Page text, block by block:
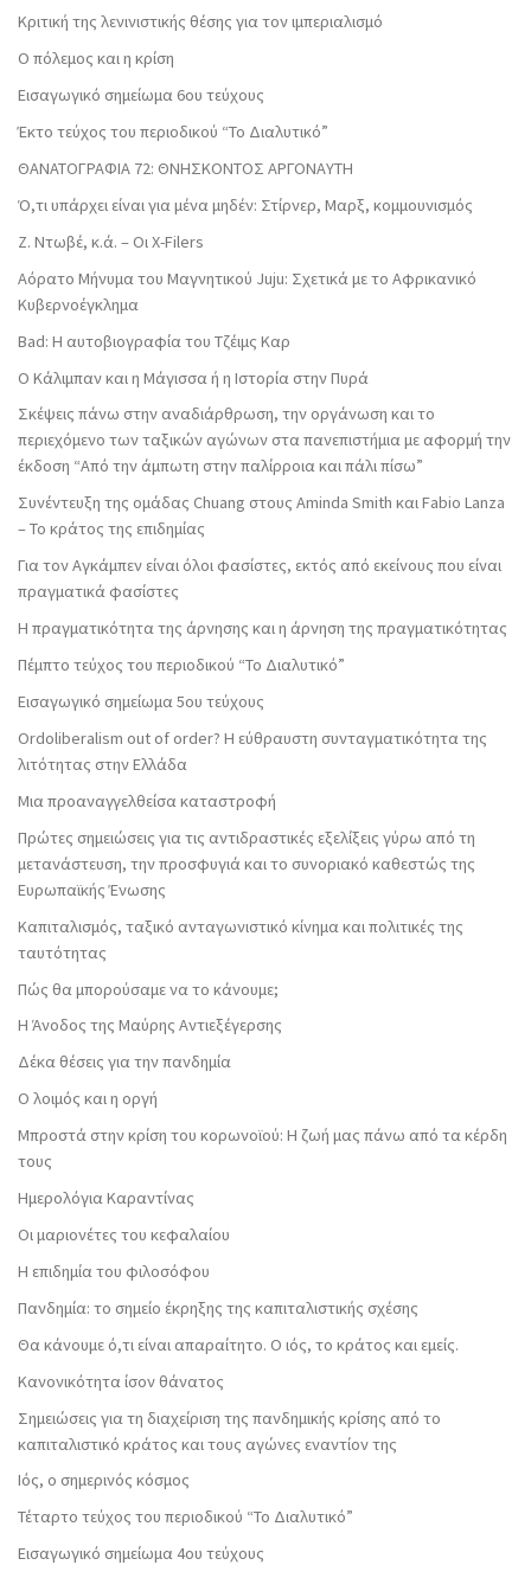
Κριτική της λενινιστικής θέσης για τον ιμπεριαλισμό
Ο πόλεμος και η κρίση
Εισαγωγικό σημείωμα 6ου τεύχους
Έκτο τεύχος του περιοδικού “Το Διαλυτικό”
ΘΑΝΑΤΟΓΡΑΦΙΑ 72: ΘΝΗΣΚΟΝΤOΣ ΑΡΓΟΝΑΥΤΗ
Ό,τι υπάρχει είναι για μένα μηδέν: Στίρνερ, Μαρξ, κομμουνισμός
Ζ. Ντωβέ, κ.ά. – Οι X-Filers
Αόρατο Μήνυμα του Μαγνητικού Juju: Σχετικά με το Αφρικανικό
Κυβερνοέγκλημα
Bad: Η αυτοβιογραφία του Τζέιμς Καρ
Ο Κάλιμπαν και η Μάγισσα ή η Ιστορία στην Πυρά
Σκέψεις πάνω στην αναδιάρθρωση, την οργάνωση και το
περιεχόμενο των ταξικών αγώνων στα πανεπιστήμια με αφορμή την
έκδοση “Από την άμπωτη στην παλίρροια και πάλι πίσω”
Συνέντευξη της ομάδας Chuang στους Aminda Smith και Fabio Lanza
– Το κράτος της επιδημίας
Για τον Αγκάμπεν είναι όλοι φασίστες, εκτός από εκείνους που είναι
πραγματικά φασίστες
Η πραγματικότητα της άρνησης και η άρνηση της πραγματικότητας
Πέμπτο τεύχος του περιοδικού “Το Διαλυτικό”
Εισαγωγικό σημείωμα 5ου τεύχους
Ordoliberalism out of order? Η εύθραυστη συνταγματικότητα της
λιτότητας στην Ελλάδα
Μια προαναγγελθείσα καταστροφή
Πρώτες σημειώσεις για τις αντιδραστικές εξελίξεις γύρω από τη
μετανάστευση, την προσφυγιά και το συνοριακό καθεστώς της
Ευρωπαϊκής Ένωσης
Καπιταλισμός, ταξικό ανταγωνιστικό κίνημα και πολιτικές της
ταυτότητας
Πώς θα μπορούσαμε να το κάνουμε;
Η Άνοδος της Μαύρης Αντιεξέγερσης
Δέκα θέσεις για την πανδημία
Ο λοιμός και η οργή
Μπροστά στην κρίση του κορωνοϊού: Η ζωή μας πάνω από τα κέρδη
τους
Ημερολόγια Καραντίνας
Οι μαριονέτες του κεφαλαίου
Η επιδημία του φιλοσόφου
Πανδημία: το σημείο έκρηξης της καπιταλιστικής σχέσης
Θα κάνουμε ό,τι είναι απαραίτητο. Ο ιός, το κράτος και εμείς.
Κανονικότητα ίσον θάνατος
Σημειώσεις για τη διαχείριση της πανδημικής κρίσης από το
καπιταλιστικό κράτος και τους αγώνες εναντίον της
Ιός, ο σημερινός κόσμος
Τέταρτο τεύχος του περιοδικού “Το Διαλυτικό”
Εισαγωγικό σημείωμα 4ου τεύχους